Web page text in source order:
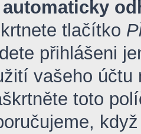
tlačítko
přihlášeni
vašeho
toto